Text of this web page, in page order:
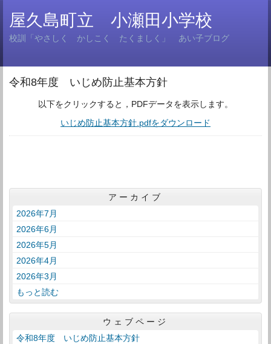
屋久島町立 小瀬田小学校
校訓「やさしく かしこく たくましく」 あい子ブログ
令和8年度 いじめ防止基本方針
以下をクリックすると，PDFデータを表示します。
いじめ防止基本方針.pdfをダウンロード
アーカイブ
2026年7月
2026年6月
2026年5月
2026年4月
2026年3月
もっと読む
ウェブページ
令和8年度 いじめ防止基本方針